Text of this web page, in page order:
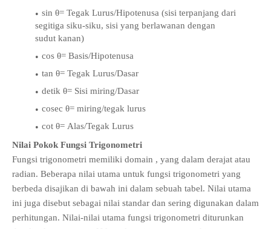
sin θ= Tegak Lurus/Hipotenusa (sisi terpanjang dari
segitiga siku-siku, sisi yang berlawanan dengan
sudut kanan)
cos θ= Basis/Hipotenusa
tan θ= Tegak Lurus/Dasar
detik θ= Sisi miring/Dasar
cosec θ= miring/tegak lurus
cot θ= Alas/Tegak Lurus
Nilai Pokok Fungsi Trigonometri
Fungsi trigonometri memiliki domain , yang dalam derajat atau
radian. Beberapa nilai utama untuk fungsi trigonometri yang
berbeda disajikan di bawah ini dalam sebuah tabel. Nilai utama
ini juga disebut sebagai nilai standar dan sering digunakan dalam
perhitungan. Nilai-nilai utama fungsi trigonometri diturunkan